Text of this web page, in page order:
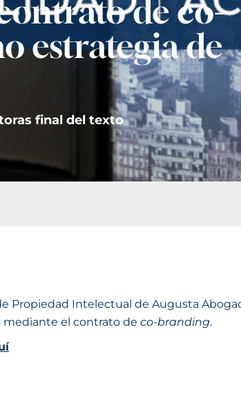
de co-
estrategia de
final del texto
Propiedad Intelectual de Augusta
mediante el contrato de co-branding.